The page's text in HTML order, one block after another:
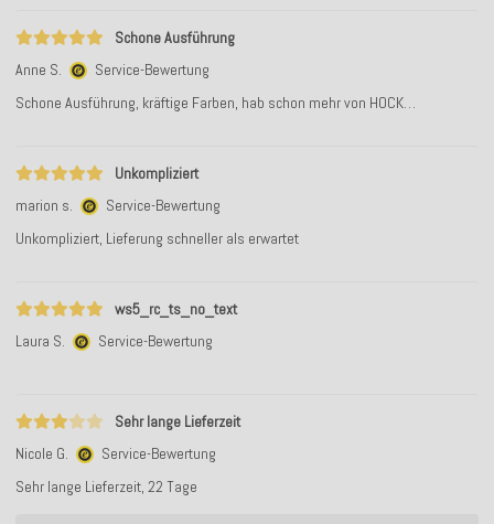
Schone Ausführung
Anne S.
Service-Bewertung
Schone Ausführung, kräftige Farben, hab schon mehr von HOCK…
Unkompliziert
marion s.
Service-Bewertung
Unkompliziert, Lieferung schneller als erwartet
ws5_rc_ts_no_text
Laura S.
Service-Bewertung
Sehr lange Lieferzeit
Nicole G.
Service-Bewertung
Sehr lange Lieferzeit, 22 Tage